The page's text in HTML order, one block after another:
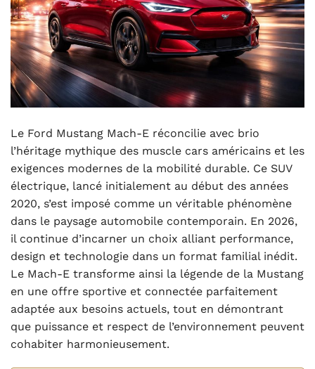
Le Ford Mustang Mach-E réconcilie avec brio
l’héritage mythique des muscle cars américains et les
exigences modernes de la mobilité durable. Ce SUV
électrique, lancé initialement au début des années
2020, s’est imposé comme un véritable phénomène
dans le paysage automobile contemporain. En 2026,
il continue d’incarner un choix alliant performance,
design et technologie dans un format familial inédit.
Le Mach-E transforme ainsi la légende de la Mustang
en une offre sportive et connectée parfaitement
adaptée aux besoins actuels, tout en démontrant
que puissance et respect de l’environnement peuvent
cohabiter harmonieusement.